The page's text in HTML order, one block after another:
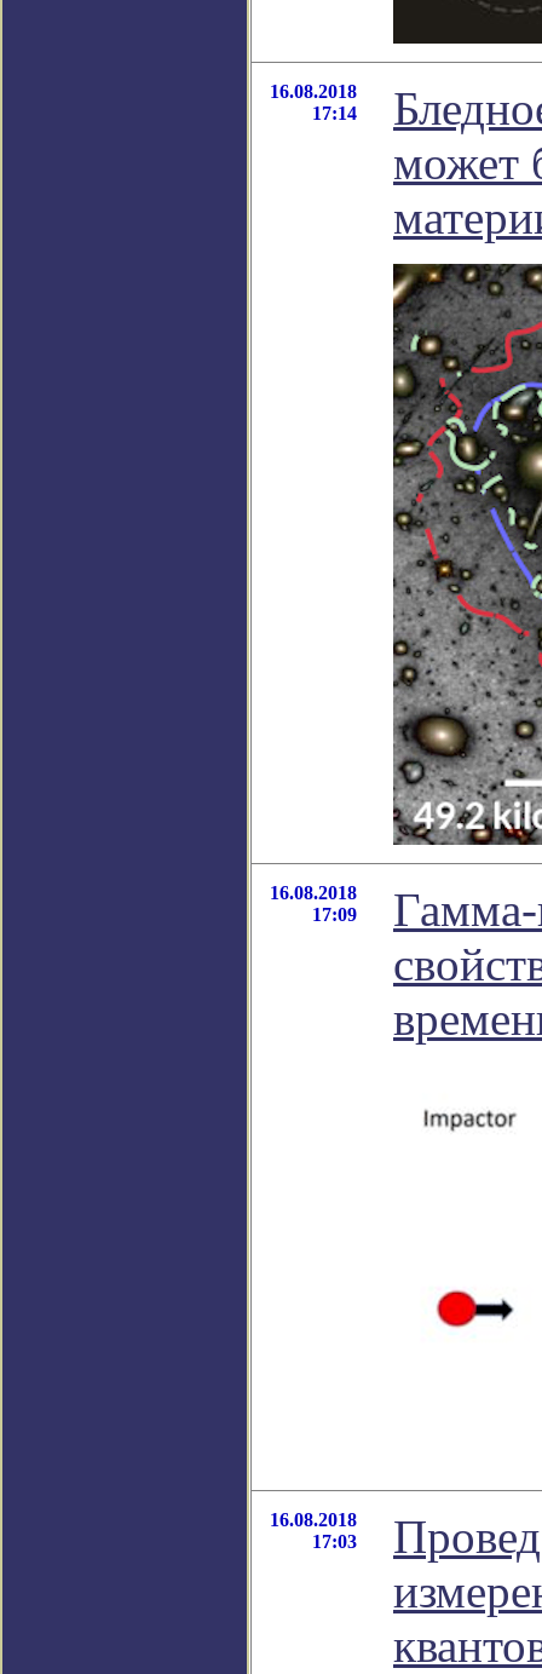
16.08.2018
17:14
может
16.08.2018
17:09
Гамма-
16.08.2018
17:03